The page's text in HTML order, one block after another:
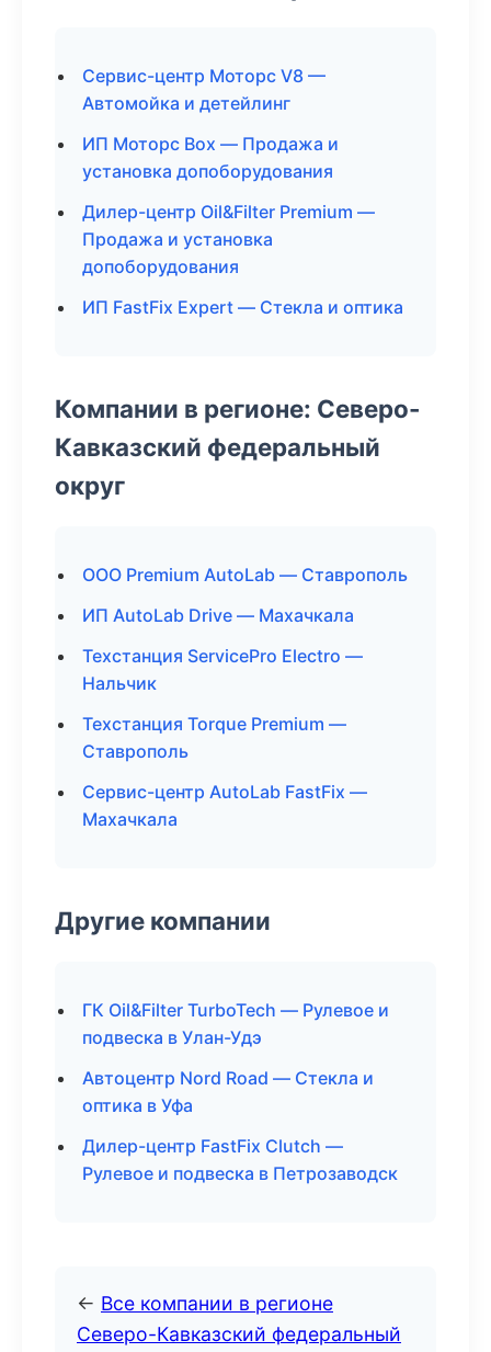
Сервис-центр Моторс V8 —
Автомойка и детейлинг
ИП Моторс Box — Продажа и
установка допоборудования
Дилер-центр Oil&Filter Premium —
Продажа и установка
допоборудования
ИП FastFix Expert — Стекла и оптика
Компании в регионе: Северо-
Кавказский федеральный
округ
ООО Premium AutoLab — Ставрополь
ИП AutoLab Drive — Махачкала
Техстанция ServicePro Electro —
Нальчик
Техстанция Torque Premium —
Ставрополь
Сервис-центр AutoLab FastFix —
Махачкала
Другие компании
ГК Oil&Filter TurboTech — Рулевое и
подвеска в Улан-Удэ
Автоцентр Nord Road — Стекла и
оптика в Уфа
Дилер-центр FastFix Clutch —
Рулевое и подвеска в Петрозаводск
← Все компании в регионе
Северо-Кавказский федеральный